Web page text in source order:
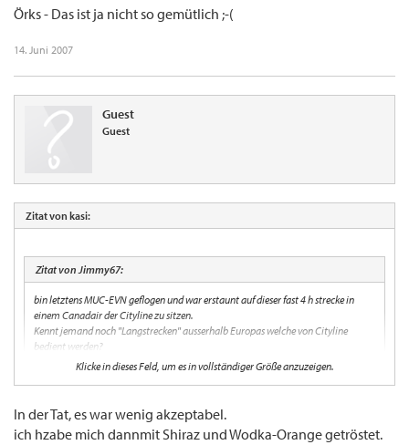
Örks - Das ist ja nicht so gemütlich ;-(
14. Juni 2007
Guest
Guest
Zitat von kasi:
Zitat von Jimmy67:
bin letztens MUC-EVN geflogen und war erstaunt auf dieser fast 4 h strecke in
einem Canadair der Cityline zu sitzen.
Kennt jemand noch "Langstrecken" ausserhalb Europas welche von Cityline
bedient werden?
Klicke in dieses Feld, um es in vollständiger Größe anzuzeigen.
In der Tat, es war wenig akzeptabel.
ich hzabe mich dannmit Shiraz und Wodka-Orange getröstet.